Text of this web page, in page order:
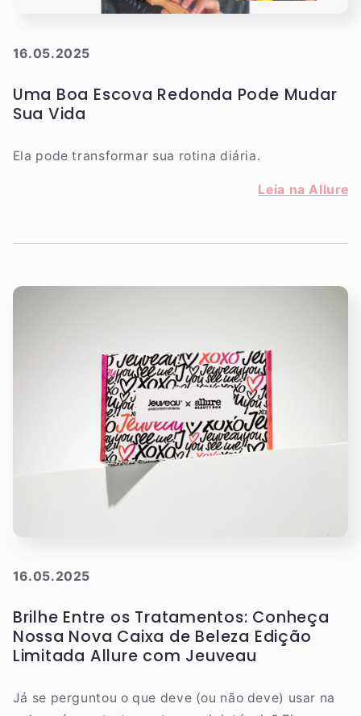
16.05.2025
Uma Boa Escova Redonda Pode Mudar
Sua Vida
Ela pode transformar sua rotina diária.
Leia na Allure
16.05.2025
Brilhe Entre os Tratamentos: Conheça
Nossa Nova Caixa de Beleza Edição
Limitada Allure com Jeuveau
Já se perguntou o que deve (ou não deve) usar na